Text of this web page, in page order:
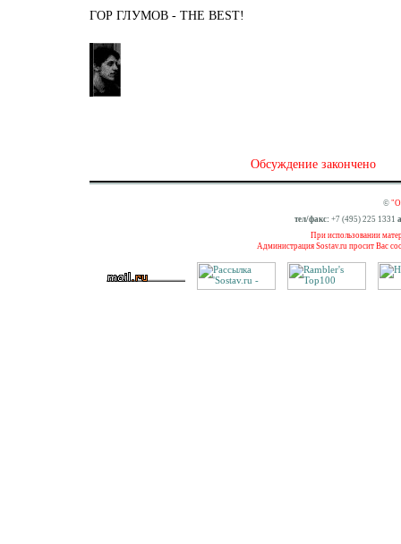
ГОР ГЛУМОВ - THE BEST!
Обсуждение закончено
©
тел/факс: +7 (495) 225 1331
При использовании
Администрация Sostav.ru просит Вас